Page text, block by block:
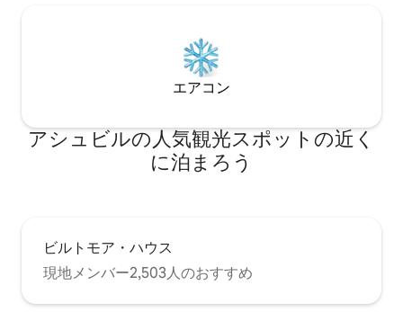
エアコン
アシュビルの人気観光スポットの近く
に泊まろう
ビルトモア・ハウス
現地メンバー2,503人のおすすめ